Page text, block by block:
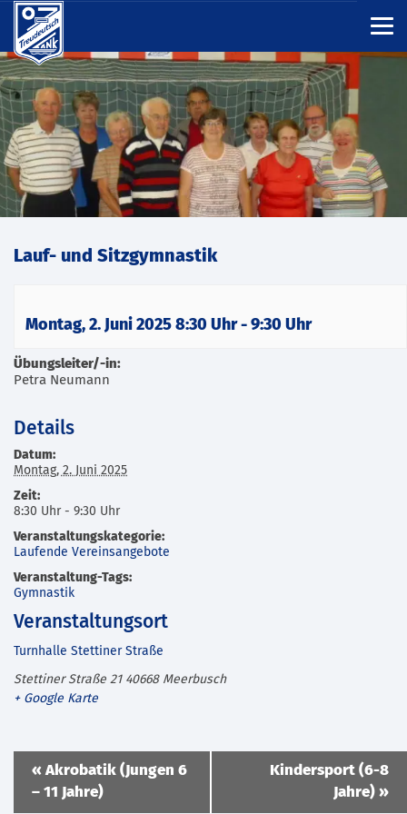
Lauf- und Sitzgymnastik
Montag, 2. Juni 2025 8:30 Uhr- 9:30 Uhr
Übungsleiter/-in:
Petra Neumann
Details
Datum:
Montag, 2. Juni 2025
Zeit:
8:30 Uhr - 9:30 Uhr
Veranstaltungskategorie:
Laufende Vereinsangebote
Veranstaltung-Tags:
Gymnastik
Veranstaltungsort
Turnhalle Stettiner Straße
Stettiner Straße 21 40668 Meerbusch
+ Google Karte
Veranstaltung
Navigation
«Akrobatik (Jungen 6
– 11 Jahre)
Kindersport (6-8
Jahre) »